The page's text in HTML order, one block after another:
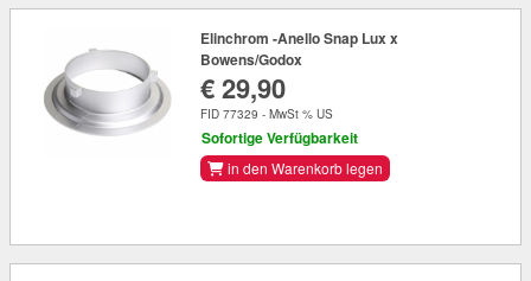
Elinchrom -Anello Snap Lux x
Bowens/Godox
€ 29,90
FID 77329 - MwSt % US
Sofortige Verfügbarkeit
in den Warenkorb legen